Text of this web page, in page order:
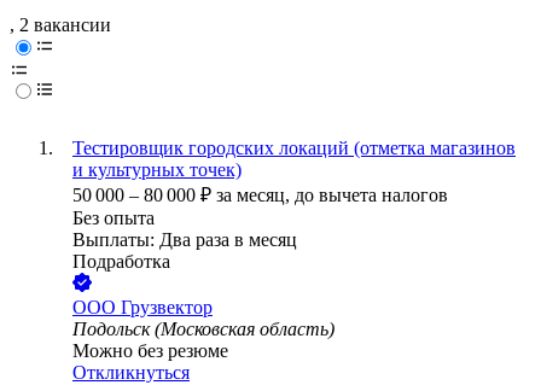
, 2 вакансии
Тестировщик городских локаций (отметка магазинов
и культурных точек)
50 000 – 80 000 ₽ за месяц, до вычета налогов
Без опыта
Выплаты: Два раза в месяц
Подработка
ООО Грузвектор
Подольск (Московская область)
Можно без резюме
Откликнуться